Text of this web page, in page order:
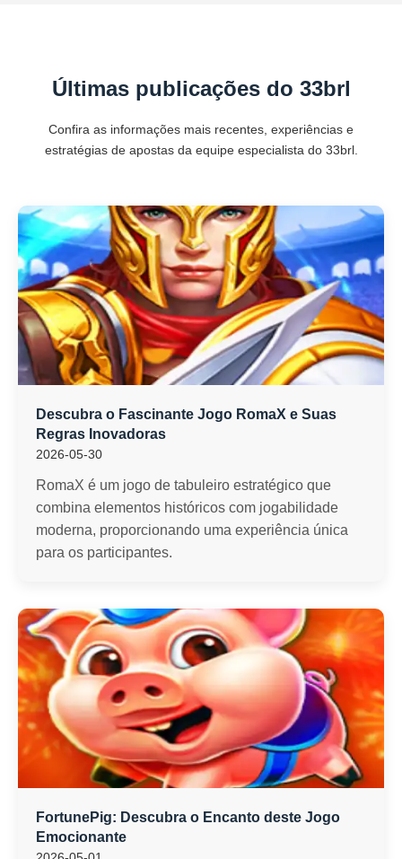
Últimas publicações do 33brl
Confira as informações mais recentes, experiências e
estratégias de apostas da equipe especialista do 33brl.
Descubra o Fascinante Jogo RomaX e Suas
Regras Inovadoras
2026-05-30
RomaX é um jogo de tabuleiro estratégico que
combina elementos históricos com jogabilidade
moderna, proporcionando uma experiência única
para os participantes.
FortunePig: Descubra o Encanto deste Jogo
Emocionante